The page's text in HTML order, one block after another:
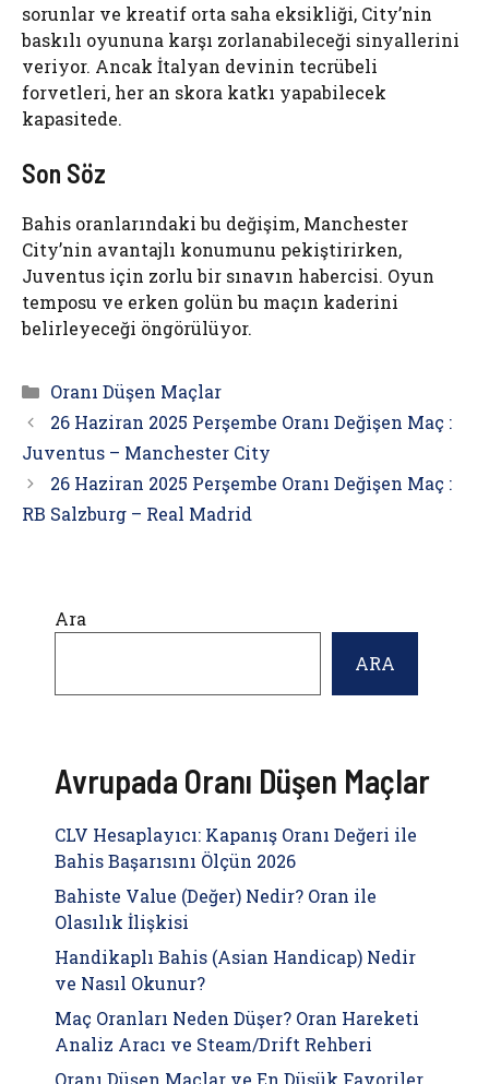
sorunlar ve kreatif orta saha eksikliği, City’nin
baskılı oyununa karşı zorlanabileceği sinyallerini
veriyor. Ancak İtalyan devinin tecrübeli
forvetleri, her an skora katkı yapabilecek
kapasitede.
Son Söz
Bahis oranlarındaki bu değişim, Manchester
City’nin avantajlı konumunu pekiştirirken,
Juventus için zorlu bir sınavın habercisi. Oyun
temposu ve erken golün bu maçın kaderini
belirleyeceği öngörülüyor.
Kategoriler
Oranı Düşen Maçlar
26 Haziran 2025 Perşembe Oranı Değişen Maç :
Juventus – Manchester City
26 Haziran 2025 Perşembe Oranı Değişen Maç :
RB Salzburg – Real Madrid
Ara
ARA
Avrupada Oranı Düşen Maçlar
CLV Hesaplayıcı: Kapanış Oranı Değeri ile
Bahis Başarısını Ölçün 2026
Bahiste Value (Değer) Nedir? Oran ile
Olasılık İlişkisi
Handikaplı Bahis (Asian Handicap) Nedir
ve Nasıl Okunur?
Maç Oranları Neden Düşer? Oran Hareketi
Analiz Aracı ve Steam/Drift Rehberi
Oranı Düşen Maçlar ve En Düşük Favoriler